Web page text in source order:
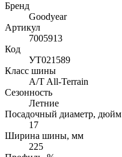
Бренд
Goodyear
Артикул
7005913
Код
УТ021589
Класс шины
A/T All-Terrain
Сезонность
Летние
Посадочный диаметр, дюйм
17
Ширина шины, мм
225